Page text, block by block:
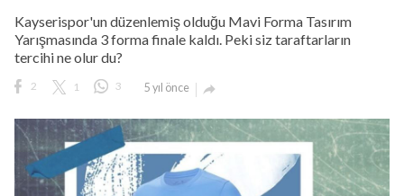
Kayserispor'un düzenlemiş olduğu Mavi Forma Tasırım
Yarışmasında 3 forma finale kaldı. Peki siz taraftarların
tercihi ne olur du?
2 1 3 5 yıl önce 